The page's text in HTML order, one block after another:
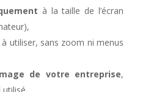
à la taille de l’écran
utiliser, sans zoom ni menus
de votre entreprise,